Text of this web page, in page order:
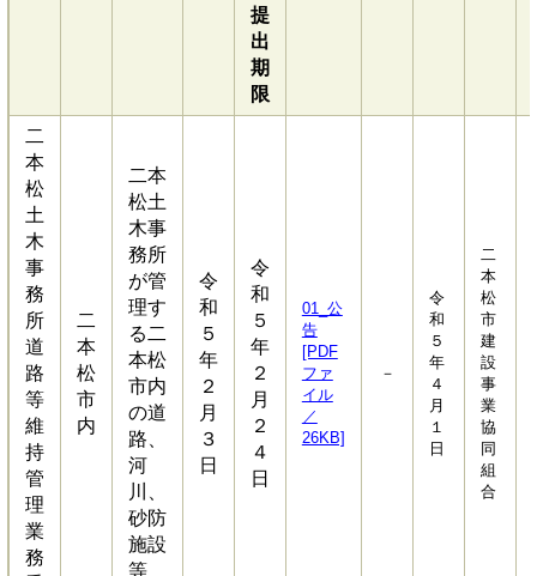
提
出
期
限
二
本
松
土
木
事
務
所
道
路
等
維
持
管
理
業
務
二
本
松
市
内
二本
松土
木事
務所
が管
理す
る二
本松
市内
の道
路、
河
川、
砂防
施設
等
令
和
５
年
２
月
３
日
令
和
５
年
２
月
２
４
日
01_公
告
[PDF
ファ
イル
／
26KB]
－
令
和
５
年
４
月
１
日
二
本
松
市
建
設
事
業
協
同
組
合